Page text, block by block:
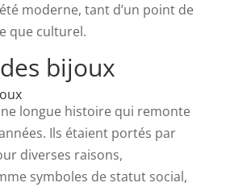
moderne, tant d’un point de
que culturel.
bijoux
longue histoire qui remonte
Ils étaient portés par
diverses raisons,
symboles de statut social,